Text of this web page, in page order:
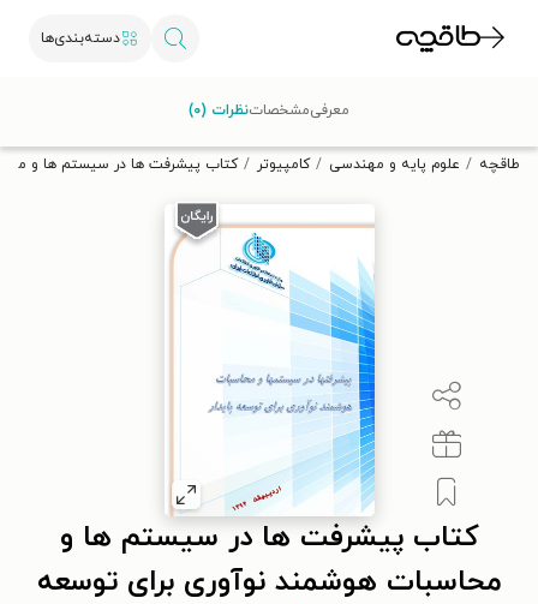
دسته‌بندی‌ها
تخفیف از طاقچه دریافت کن.
طاقچه علوم پایه و مهندسی کامپیوتر کتاب پیشرفت ها در سیستم ها و
کتاب پیشرفت ها در سیستم ها و
محاسبات هوشمند نوآوری برای توسعه
معرفیمشخصاتنظرات (۰)